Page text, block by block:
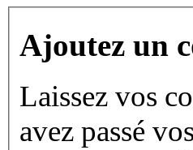
Ajoutez un
Laissez vos
avez passé